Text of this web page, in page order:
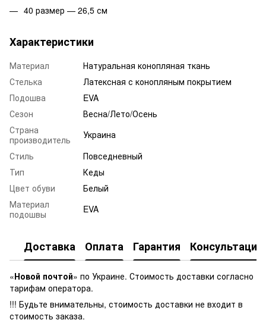
40 размер — 26,5 см
Характеристики
Материал
Натуральная конопляная ткань
Стелька
Латексная с конопляным покрытием
Подошва
EVA
Сезон
Весна/Лето/Осень
Страна
производитель
Украина
Стиль
Повседневный
Тип
Кеды
Цвет обуви
Белый
Материал
подошвы
EVA
Доставка Оплата Гарантия Консультация
«Новой почтой» по Украине. Стоимость доставки согласно
тарифам оператора.
!!! Будьте внимательны, стоимость доставки не входит в
стоимость заказа.